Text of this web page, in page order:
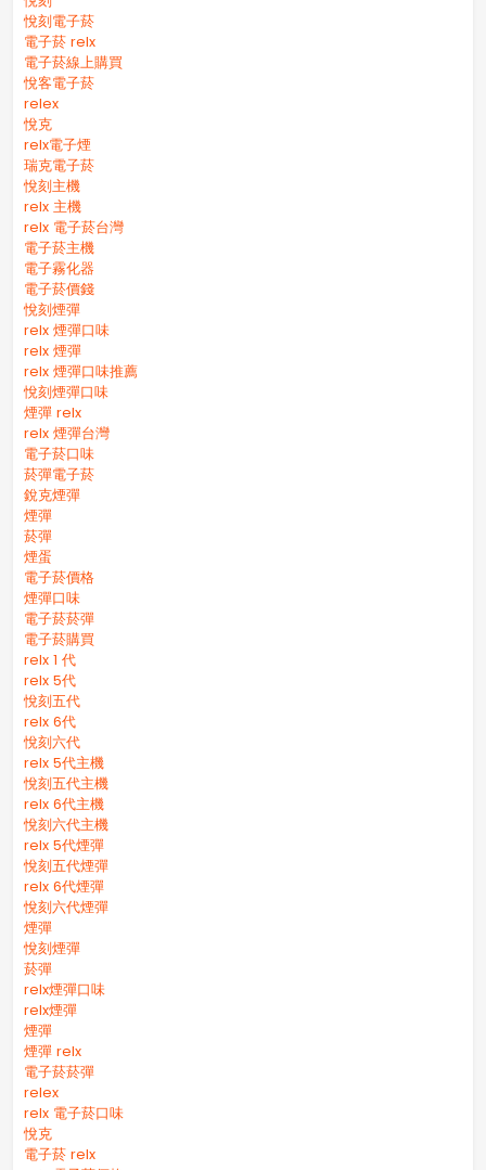
悅刻電子菸
電子菸 relx
電子菸線上購買
悅客電子菸
relex
悅克
relx電子煙
瑞克電子菸
悅刻主機
relx 主機
relx 電子菸台灣
電子菸主機
電子霧化器
電子菸價錢
悅刻煙彈
relx 煙彈口味
relx 煙彈
relx 煙彈口味推薦
悅刻煙彈口味
煙彈 relx
relx 煙彈台灣
電子菸口味
菸彈電子菸
銳克煙彈
煙彈
菸彈
煙蛋
電子菸價格
煙彈口味
電子菸菸彈
電子菸購買
relx 1 代
relx 5代
悅刻五代
relx 6代
悅刻六代
relx 5代主機
悅刻五代主機
relx 6代主機
悅刻六代主機
relx 5代煙彈
悅刻五代煙彈
relx 6代煙彈
悅刻六代煙彈
煙彈
悅刻煙彈
菸彈
relx煙彈口味
relx煙彈
煙彈
煙彈 relx
電子菸菸彈
relex
relx 電子菸口味
悅克
電子菸 relx